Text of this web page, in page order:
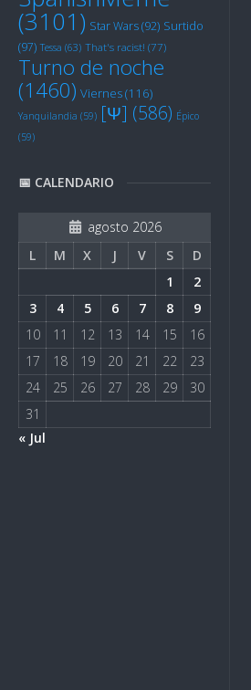
(3101) Star Wars(92) Surtido
(97) Tessa (63) That's racist! (77)
Turno de noche
(1460) Viernes(116)
Yanquilandia (59) [Ψ] (586) Épico
(59)
📅 CALENDARIO
agosto 2026
L
M X J V S
D
1
2
3
4 5 6 7 8
9
10
11 12 13 14 15
16
17
18 19 20 21 22
23
24
25 26 27 28 29
30
31
« Jul